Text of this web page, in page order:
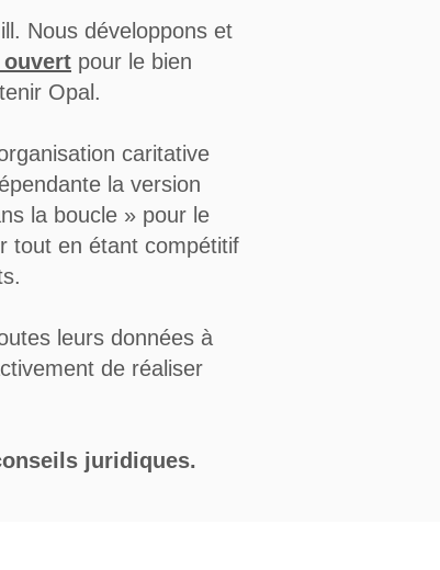
Nous développons et
pour le bien
Opal.
caritative
la version
la boucle » pour le
tout en étant compétitif
leurs données à
de réaliser
juridiques.